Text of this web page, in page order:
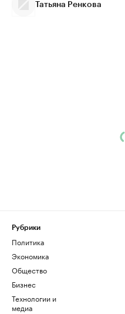
Татьяна Ренкова
Рубрики
Политика
Экономика
Общество
Бизнес
Технологии и
медиа